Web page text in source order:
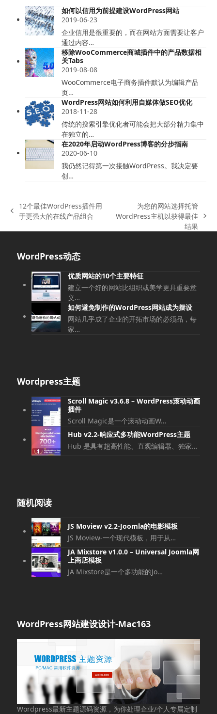
如何以信用为前提建设WordPress网站
2019-06-23
企业信用是很重要的，而在网站方面需要让客户
通过内容…
移除WooCommerce商城插件中的产品数据相
关Tabs
2019-08-08
WooCommerce电子商务插件默认为编辑产品
页…
WordPress网站如何利用自媒体做SEO优化
2018-11-28
传统的搜索引擎优化者可能会把大部分精力集中
在独立的…
在2020年启动WordPress博客的分步指南
2020-06-10
我仍然记得第一次接触WordPress。我决定要
创…
上
章:
12个最佳WordPress插件用
于更强大的在线产品组合
下
一
为您的网站选择托管
WordPress主机以获得最佳
结果
WordPress动态
优质网站的10个主要特征
建立一个好的网站比组织或美学更具重要意
义…
如何避免制作的WordPress网站成为摆设
网站几乎成了企业的开拓市场的必须品，每
家…
Wordpress主题
Scroll Magic v3.6.8 – WordPress滚动动画
插件
Scroll Magic是一个滚动动画W…
Hub v2.2-响应式多功能WordPress主题
Hub 是具有超高性能、直观编辑器、独家…
随机阅读
JS Moview v2.2-Joomla的电影模板
JS Moview-一个现代模板，用于从…
JA Mixstore v1.0.0 – Universal Joomla网
上商店模板
JA Mixstore是一个多功能的Jo…
WordPress网站建设设计-Mac163
Wordpress最新主题源码资源，为你处理企业/个人专属定制